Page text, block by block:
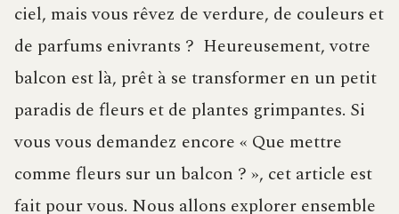
ciel, mais vous rêvez de verdure, de couleurs et
de parfums enivrants ? Heureusement, votre
balcon est là, prêt à se transformer en un petit
paradis de fleurs et de plantes grimpantes. Si
vous vous demandez encore « Que mettre
comme fleurs sur un balcon ? », cet article est
fait pour vous. Nous allons explorer ensemble